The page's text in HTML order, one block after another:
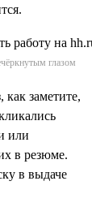
глазом
как заметите,
или
в резюме.
в выдаче